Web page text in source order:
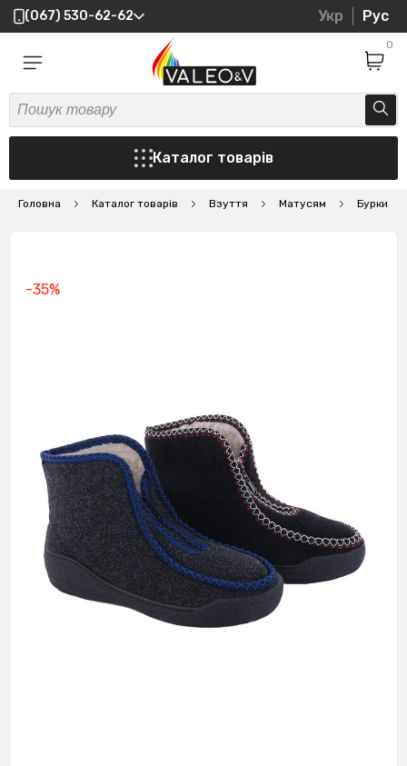
(067) 530-62-62 Укр Рус
0
Каталог товарів
Головна Каталог товарів Взуття Матусям Бурки
-35%